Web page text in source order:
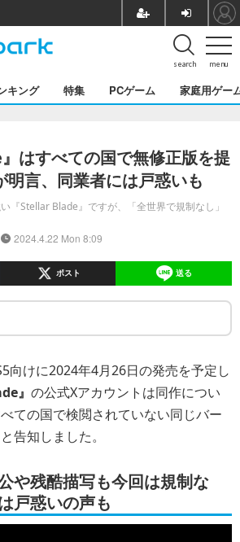
menu
search
キング 特集 PCゲーム 家庭用ゲー
はすべての国で無修正版を提
言、同業者には戸惑いも
『Stellar Blade』ですが、「全世界で規制なし」
2024.4.22 Mon 8:09
ポスト 送る
向けに2024年4月26日の発売を予定し
』 の公式Xアカウントは同作につい
べての国で検閲されていない同じバー
と告知しました。
や残酷描写も今回は規制な
戸惑いの声も